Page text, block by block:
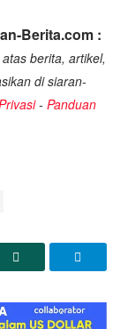
Berita.com :
berita, artikel,
di siaran-
- Panduan